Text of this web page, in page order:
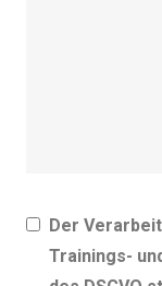
Der
Trainings-